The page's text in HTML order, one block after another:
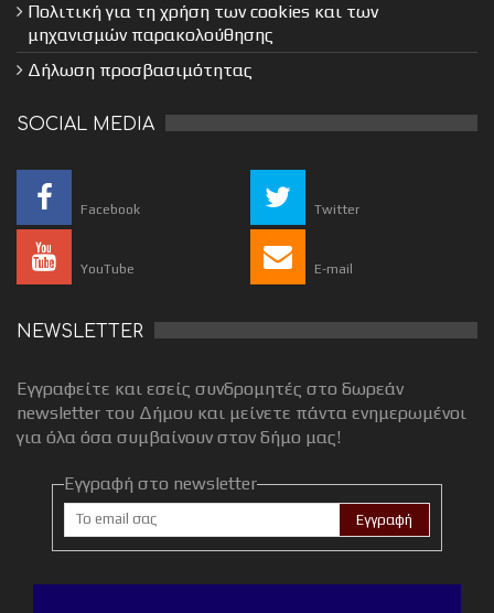
Πολιτική για τη χρήση των cookies και των
μηχανισμών παρακολούθησης
Δήλωση προσβασιμότητας
SOCIAL MEDIA
Facebook Twitter
YouTube E-mail
NEWSLETTER
Εγγραφείτε και εσείς συνδρομητές στο δωρεάν
newsletter του Δήμου και μείνετε πάντα ενημερωμένοι
για όλα όσα συμβαίνουν στον δήμο μας!
Εγγραφή στο newsletter